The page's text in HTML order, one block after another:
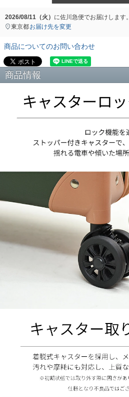
2026/08/11（火） に佐川急便でお届けします。
東京都お届け先を変更
商品についてのお問い合わせ
商品情報